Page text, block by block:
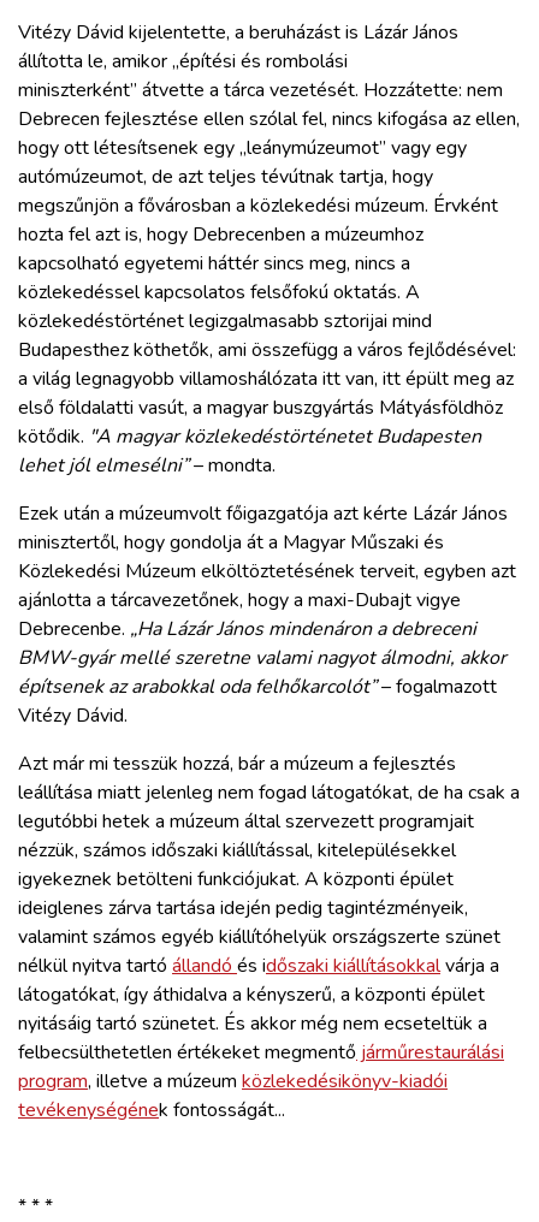
Vitézy Dávid kijelentette, a beruházást is Lázár János
állította le, amikor „építési és rombolási
miniszterként” átvette a tárca vezetését. Hozzátette: nem
Debrecen fejlesztése ellen szólal fel, nincs kifogása az ellen,
hogy ott létesítsenek egy „leánymúzeumot” vagy egy
autómúzeumot, de azt teljes tévútnak tartja, hogy
megszűnjön a fővárosban a közlekedési múzeum. Érvként
hozta fel azt is, hogy Debrecenben a múzeumhoz
kapcsolható egyetemi háttér sincs meg, nincs a
közlekedéssel kapcsolatos felsőfokú oktatás. A
közlekedéstörténet legizgalmasabb sztorijai mind
Budapesthez köthetők, ami összefügg a város fejlődésével:
a világ legnagyobb villamoshálózata itt van, itt épült meg az
első földalatti vasút, a magyar buszgyártás Mátyásföldhöz
kötődik. "A magyar közlekedéstörténetet Budapesten
lehet jól elmesélni”– mondta.
Ezek után a múzeumvolt főigazgatója azt kérte Lázár János
minisztertől, hogy gondolja át a Magyar Műszaki és
Közlekedési Múzeum elköltöztetésének terveit, egyben azt
ajánlotta a tárcavezetőnek, hogy a maxi-Dubajt vigye
Debrecenbe. „Ha Lázár János mindenáron a debreceni
BMW-gyár mellé szeretne valami nagyot álmodni, akkor
építsenek az arabokkal oda felhőkarcolót”– fogalmazott
Vitézy Dávid.
Azt már mi tesszük hozzá, bár a múzeum a fejlesztés
leállítása miatt jelenleg nem fogad látogatókat, de ha csak a
legutóbbi hetek a múzeum által szervezett programjait
nézzük, számos időszaki kiállítással, kitelepülésekkel
igyekeznek betölteni funkciójukat. A központi épület
ideiglenes zárva tartása idején pedig tagintézményeik,
valamint számos egyéb kiállítóhelyük országszerte szünet
nélkül nyitva tartó állandó és időszaki kiállításokkalvárja a
látogatókat, így áthidalva a kényszerű, a központi épület
nyitásáig tartó szünetet. És akkor még nem ecseteltük a
felbecsülthetetlen értékeket megmentő járműrestaurálási
program, illetve a múzeum közlekedésikönyv-kiadói
tevékenységének fontosságát...
* * *